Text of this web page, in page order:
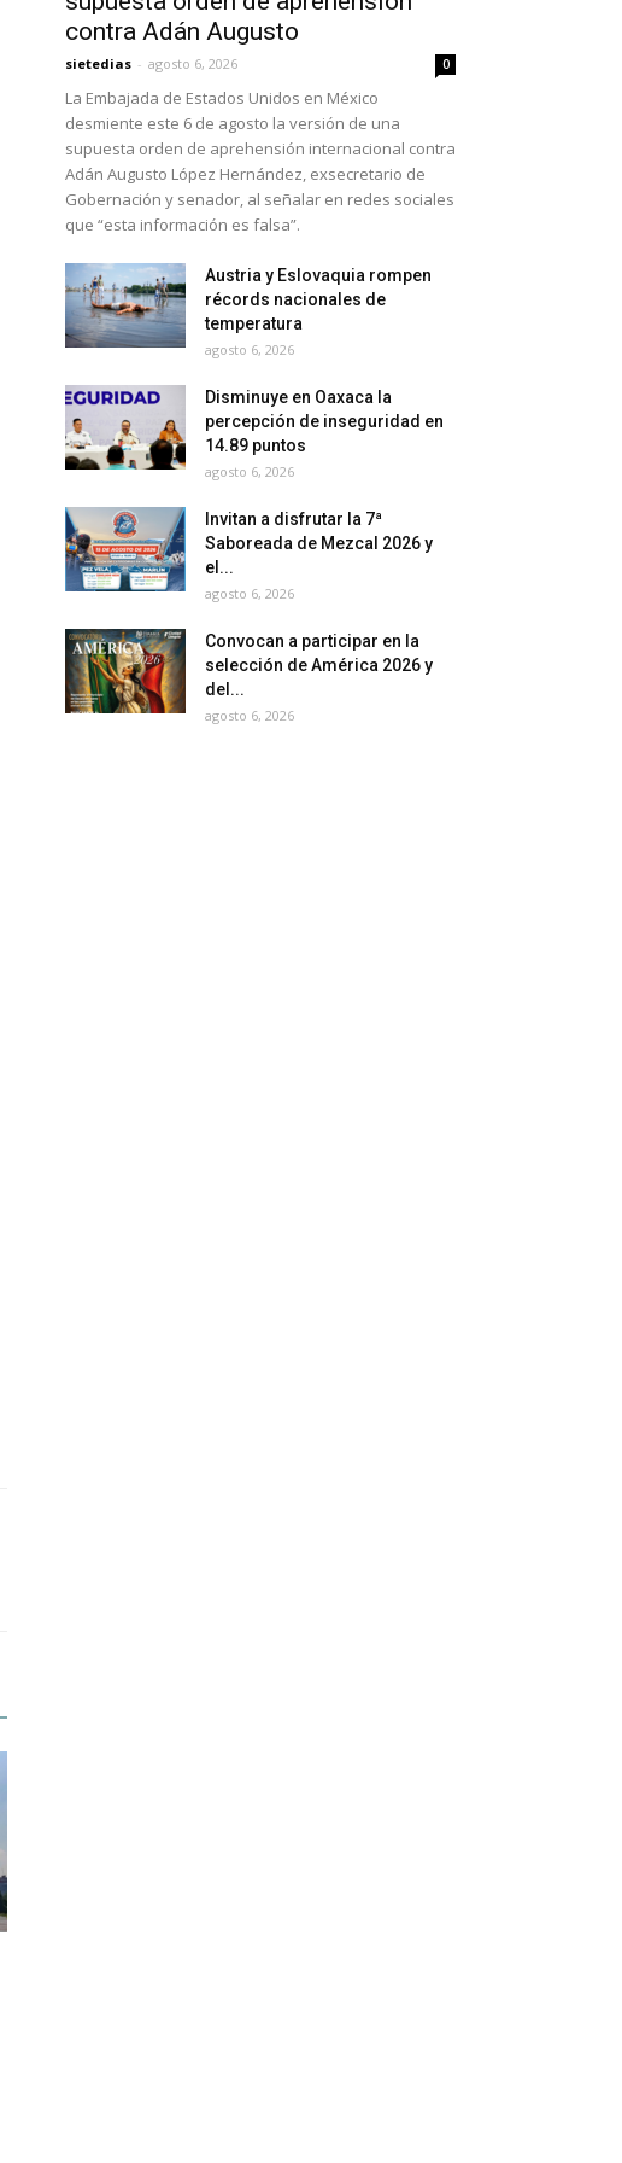
contra Adán Augusto
sietedias - agosto 6, 2026 0
La Embajada de Estados Unidos en México
desmiente este 6 de agosto la versión de una
supuesta orden de aprehensión internacional contra
Adán Augusto López Hernández, exsecretario de
Gobernación y senador, al señalar en redes sociales
que “esta información es falsa”.
Austria y Eslovaquia rompen
récords nacionales de
temperatura
agosto 6, 2026
Disminuye en Oaxaca la
percepción de inseguridad en
14.89 puntos
agosto 6, 2026
Invitan a disfrutar la 7ª
Saboreada de Mezcal 2026 y
el...
agosto 6, 2026
Convocan a participar en la
selección de América 2026 y
del...
agosto 6, 2026